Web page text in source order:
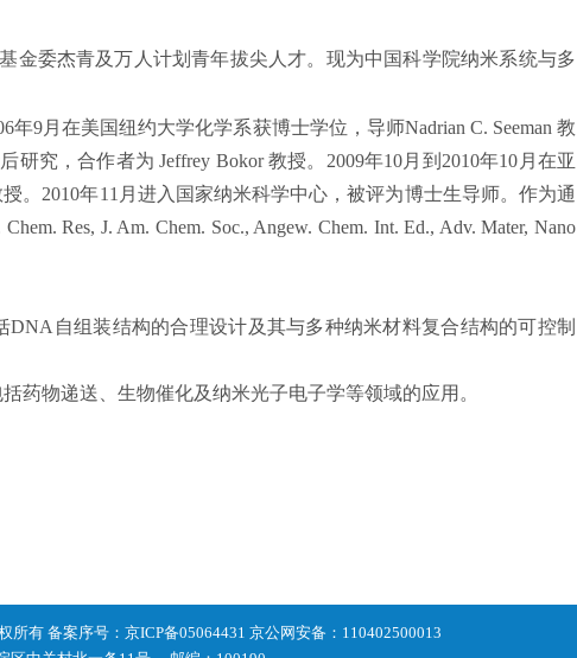
金委杰青及万人计划青年拔尖人才。现为中国科学院纳米系统与多
年9月在美国纽约大学化学系获博士学位，导师Nadrian C. Seeman教
研究，合作者为 Jeffrey Bokor教授。 2009年10月到 2010年10 月在亚
。 2010年11 月进入国家纳米科学中心，被评为博士生导师。作为通
Res, J. Am. Chem. Soc., Angew. Chem. Int. Ed., Adv. Mater, Nano
DNA 自组装结构的合理设计及其与多种纳米材料复合结构的可控制
药物递送、生物催化及纳米光子电子学等领域的应用。
所有 备案序号：京ICP备05064431 京公网安备：110402500013